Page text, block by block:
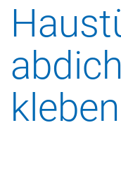
kleben